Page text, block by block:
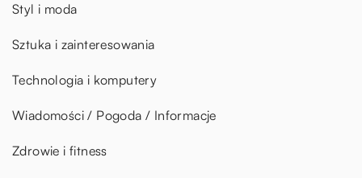
Styl i moda
Sztuka i zainteresowania
Technologia i komputery
Wiadomości / Pogoda / Informacje
Zdrowie i fitness